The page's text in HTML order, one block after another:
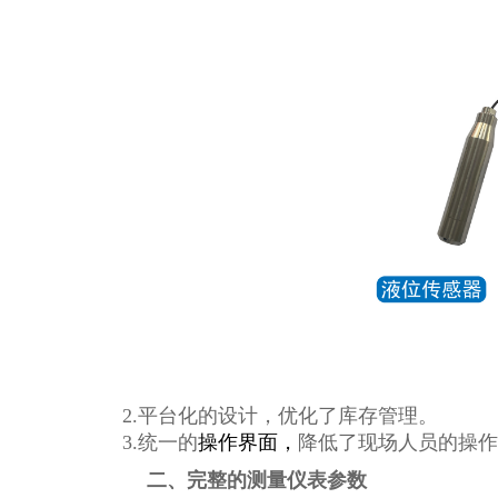
2.平台化的设计，优化了库存管理。
3.统一的操作界面， 降低了现场人员的操
二、完整的测量仪表参数